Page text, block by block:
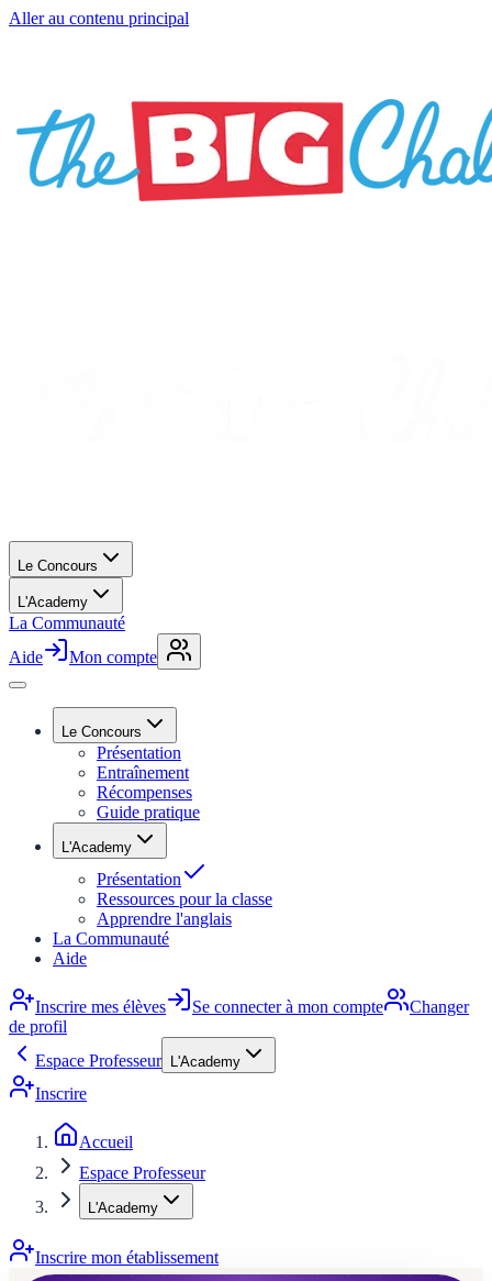
Aller au contenu principal
Le Concours
L'Academy
La Communauté
Aide
Mon compte
Le Concours
Présentation
Entraînement
Récompenses
Guide pratique
L'Academy
Présentation
Ressources pour la classe
Apprendre l'anglais
La Communauté
Aide
Inscrire mes élèves Se connecter à mon compte
Changer
de profil
Espace Professeur
L'Academy
Inscrire
Accueil
Espace Professeur
L'Academy
Inscrire mon établissement